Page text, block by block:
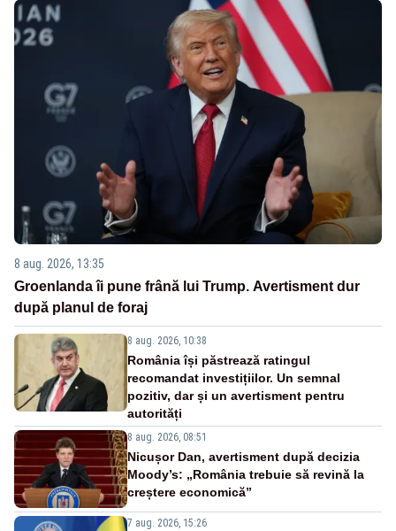
8 aug. 2026, 13:35
Groenlanda îi pune frână lui Trump. Avertisment dur
după planul de foraj
8 aug. 2026, 10:38
România își păstrează ratingul
recomandat investițiilor. Un semnal
pozitiv, dar și un avertisment pentru
autorități
8 aug. 2026, 08:51
Nicușor Dan, avertisment după decizia
Moody’s: „România trebuie să revină la
creștere economică”
7 aug. 2026, 15:26